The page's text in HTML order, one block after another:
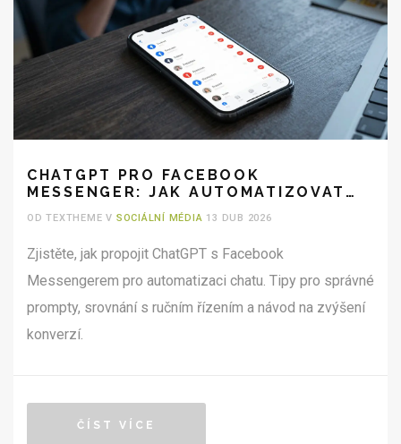
CHATGPT PRO FACEBOOK
MESSENGER: JAK AUTOMATIZOVAT
CHAT A KOMUNIKACI
OD TEXTHEME V SOCIÁLNÍ MÉDIA 13 DUB 2026
Zjistěte, jak propojit ChatGPT s Facebook
Messengerem pro automatizaci chatu. Tipy pro správné
prompty, srovnání s ručním řízením a návod na zvýšení
konverzí.
ČÍST VÍCE